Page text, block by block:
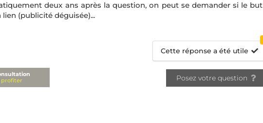
deux ans après la question, on peut se demander si le but
(publicité déguisée)...
Cette réponse a été utile
profiter Posez votre question